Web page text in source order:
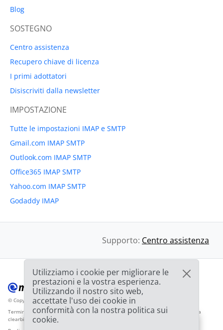
Blog
SOSTEGNO
Centro assistenza
Recupero chiave di licenza
I primi adottatori
Disiscriviti dalla newsletter
IMPOSTAZIONE
Tutte le impostazioni IMAP e SMTP
Gmail.com IMAP SMTP
Outlook.com IMAP SMTP
Office365 IMAP SMTP
Yahoo.com IMAP SMTP
Godaddy IMAP
Supporto: Centro assistenza
© Copyright 2012-2026 Mailbird™Tutti i diritti riservati.
Termini di servizio Informativa sulla privacy Mappa del sito Logo del fornitore da
clearbit.com
Utilizziamo i cookie per migliorare le
prestazioni e la vostra esperienza.
Utilizzando il nostro sito web,
accettate l'uso dei cookie in
conformità con la nostra politica sui
cookie.
🎉OFFERTA: Sconto del